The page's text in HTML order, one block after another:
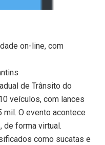
on-line, com
de Trânsito do
veículos, com lances
mil. O evento acontece
de forma virtual.
como sucatas e